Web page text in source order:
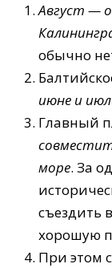
Август —
обычно
июне и
Главный
море. За
съездить
хорошую
При этом